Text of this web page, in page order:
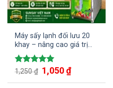
Máy sấy lạnh đối lưu 20
khay – nâng cao giá trị
nông sản
Được xếp
5.00
1,250₫ Giá
gốc
là:
1,050₫Giá
hiện
tại